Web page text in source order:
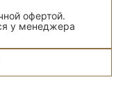
офертой.
у менеджера